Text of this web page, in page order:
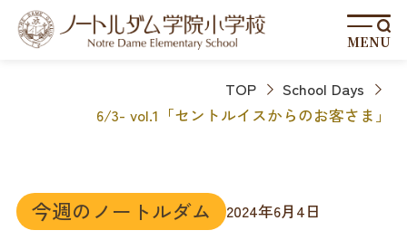
MENU
TOP
School Days
6/3- vol.1「セントルイスからのお客さま」
今週のノートルダム 2024年6月4日